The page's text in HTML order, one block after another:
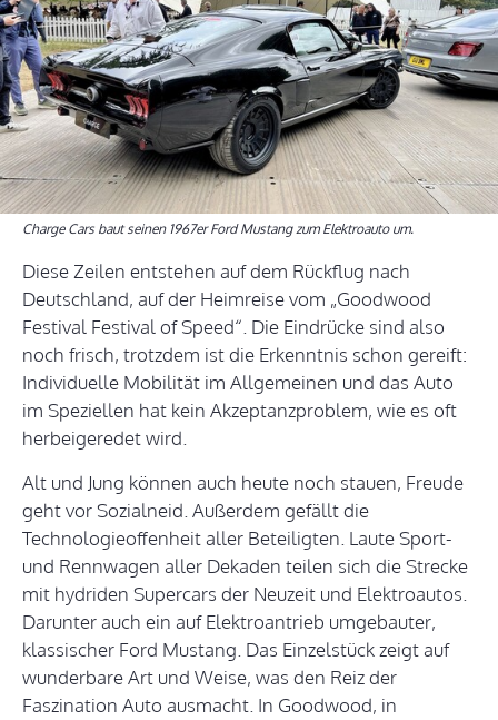
Charge Cars baut seinen 1967er Ford Mustang zum Elektroauto um.
Diese Zeilen entstehen auf dem Rückflug nach
Deutschland, auf der Heimreise vom „Goodwood
Festival Festival of Speed“. Die Eindrücke sind also
noch frisch, trotzdem ist die Erkenntnis schon gereift:
Individuelle Mobilität im Allgemeinen und das Auto
im Speziellen hat kein Akzeptanzproblem, wie es oft
herbeigeredet wird.
Alt und Jung können auch heute noch stauen, Freude
geht vor Sozialneid. Außerdem gefällt die
Technologieoffenheit aller Beteiligten. Laute Sport-
und Rennwagen aller Dekaden teilen sich die Strecke
mit hydriden Supercars der Neuzeit und Elektroautos.
Darunter auch ein auf Elektroantrieb umgebauter,
klassischer Ford Mustang. Das Einzelstück zeigt auf
wunderbare Art und Weise, was den Reiz der
Faszination Auto ausmacht. In Goodwood, in